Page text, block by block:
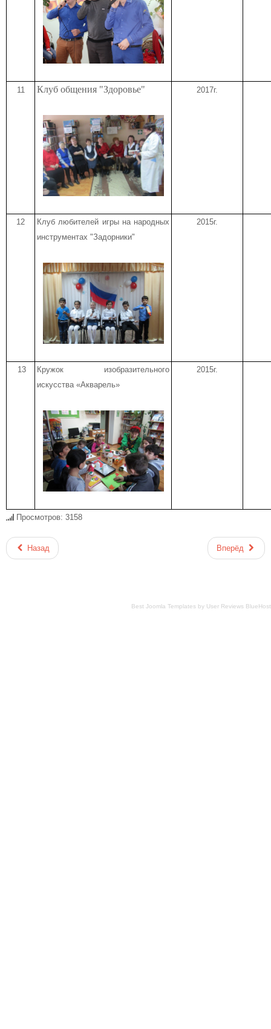
Best Joomla Templates by User Reviews BlueHost
11 Клуб общения "Здоровье" 2017г.
12
Клуб любителей игры на народных
инструментах "Задорники"
2015г.
13
Кружок изобразительного
искусства «Акварель»
2015г.
Просмотров: 3158
Назад Вперёд